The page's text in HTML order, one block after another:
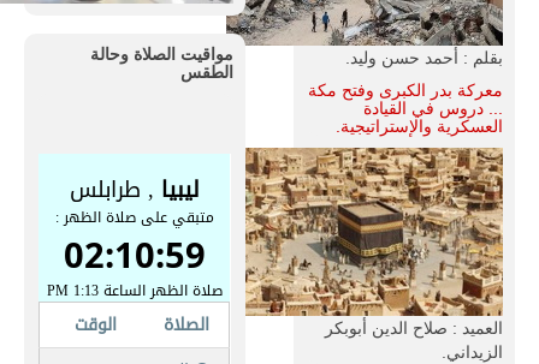
بقلم : أحمد حسن وليد.
معركة بدر الكبرى وفتح مكة
... دروس في القيادة
العسكرية والإستراتيجية.
العميد : صلاح الدين أبوبكر
الزيداني.
مواقيت الصلاة وحالة
الطقس